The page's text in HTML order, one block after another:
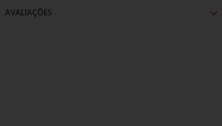
Cor amarela em tom palha e reflexos verdes. Exala o
AVALIAÇÕES